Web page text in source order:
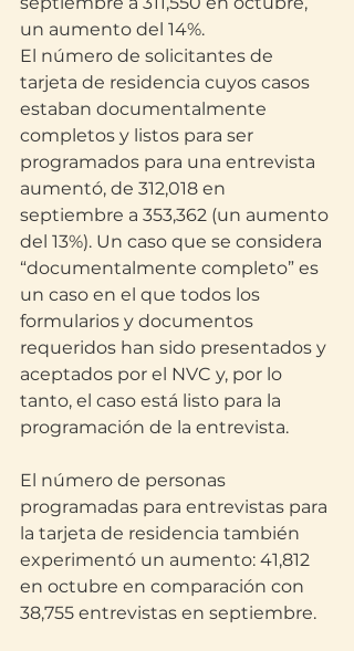
un aumento del 14%.
El número de solicitantes de
tarjeta de residencia cuyos casos
estaban documentalmente
completos y listos para ser
programados para una entrevista
aumentó, de 312,018 en
septiembre a 353,362 (un aumento
del 13%). Un caso que se considera
“documentalmente completo” es
un caso en el que todos los
formularios y documentos
requeridos han sido presentados y
aceptados por el NVC y, por lo
tanto, el caso está listo para la
programación de la entrevista.
El número de personas
programadas para entrevistas para
la tarjeta de residencia también
experimentó un aumento: 41,812
en octubre en comparación con
38,755 entrevistas en septiembre.